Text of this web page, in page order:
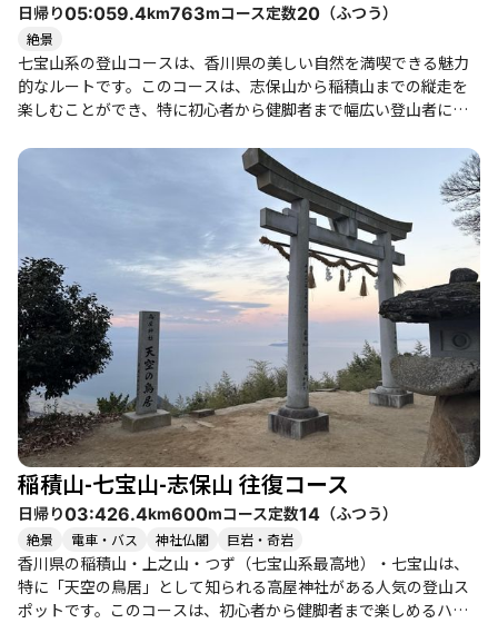
日帰り05:059.4km763mコース定数20 （ふつう）
絶景
七宝山系の登山コースは、香川県の美しい自然を満喫できる魅力
的なルートです。このコースは、志保山から稲積山までの縦走を
楽しむことができ、特に初心者から健脚者まで幅広い登山者にお
チが設置されており、休憩しながら景色を楽しむことができま
素晴らしく、周囲の山々や海を見渡すことができます。七宝山の
山頂にはブランコがあり、遊び心満載のスポットとしても人気で
す。稲積山の天空の鳥居は観光名所としても知られ、多くの人々
が訪れますが、特に晴れた日には絶景が広がります。登山者たち
は、ここでの昼食を楽しむことが多く、周囲の美しい景観を堪能
しています。 季節ごとの魅力もあり、春には山桜が咲き誇り、秋
には紅葉が楽しめます。ただし、夏は暑さが厳しく、特に蜘蛛の
巣が多くなるため、注意が必要です。また、冬には雪が舞うこと
もあり、天候によっては景色が変わるため、訪れる時期によって
異なる表情を見せてくれます。 周辺には温泉や美味しいグルメス
ポットも点在しており、登山後の楽しみも充実しています。特
に、琴弾廻廊の温泉は、登山の疲れを癒すのにぴったりです。 こ
のコースは、静けさと開放感を同時に味わえる場所であり、自然
の中での癒しを求める方にも最適です。登山者たちの感想から
も、達成感や冒険感が伝わってきます。ぜひ、七宝山系の美しい
風景を体験してみてください。
稲積山-七宝山-志保山 往復コース
日帰り03:426.4km600mコース定数14 （ふつう）
絶景 電車・バス 神社仏閣 巨岩・奇岩
香川県の稲積山・上之山・つず（七宝山系最高地）・七宝山は、
特に「天空の鳥居」として知られる高屋神社がある人気の登山ス
ポットです。このコースは、初心者から健脚者まで楽しめるハイ